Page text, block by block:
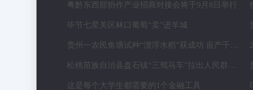
粤黔东西部协作产业招商对接会将于9月8日举行
毕节七星关区林口葡萄“卖”进羊城
贵州一农民鱼塘试种“漂浮水稻”获成功 亩产千斤稻谷
松桃苗族自治县盘石镇“三驾马车”拉出人民群众平安幸福生活
这是每个大学生都需要的1个金融工具